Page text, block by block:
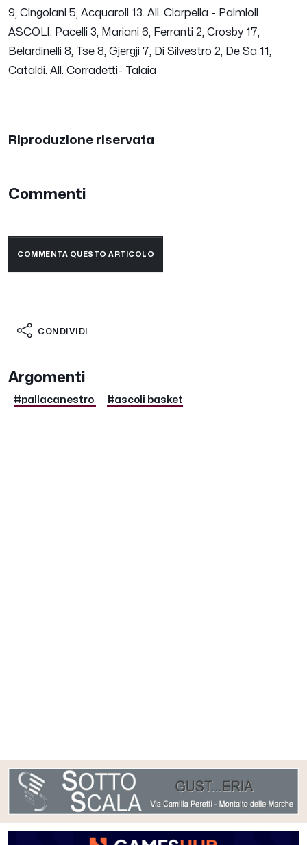
9, Cingolani 5, Acquaroli 13. All. Ciarpella - Palmioli
ASCOLI: Pacelli 3, Mariani 6, Ferranti 2, Crosby 17,
Belardinelli 8, Tse 8, Gjergji 7, Di Silvestro 2, De Sa 11,
Cataldi. All. Corradetti- Talaia
Riproduzione riservata
Commenti
COMMENTA QUESTO ARTICOLO
CONDIVIDI
Argomenti
#pallacanestro #ascoli basket